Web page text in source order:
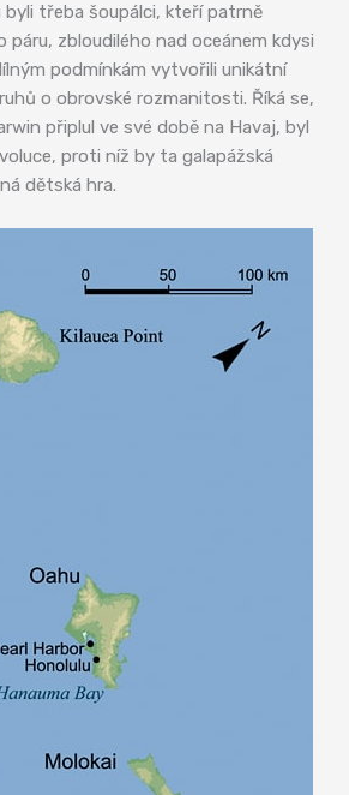
byli třeba šoupálci, kteří patrně
páru, zbloudilého nad oceánem kdysi
podmínkám vytvořili unikátní
o obrovské rozmanitosti. Říká se,
připlul ve své době na Havaj, byl
proti níž by ta galapážská
dětská hra.